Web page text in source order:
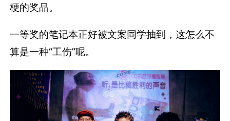
梗的奖品。
一等奖的笔记本正好被文案同学抽到，这怎么不
算是一种“工伤”呢。